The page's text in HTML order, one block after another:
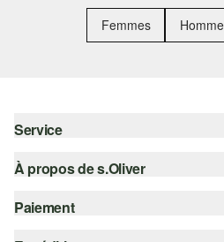
Femmes
Service
Aide - FAQ
Guide des tailles
À propos de s.Oliver
S'abonner à la Newsletter
s.Oliver Card
Paiement